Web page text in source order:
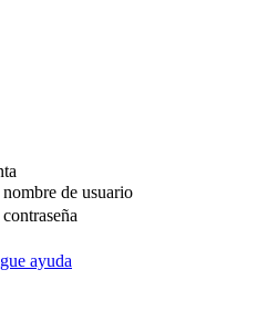
de usuario
ayuda